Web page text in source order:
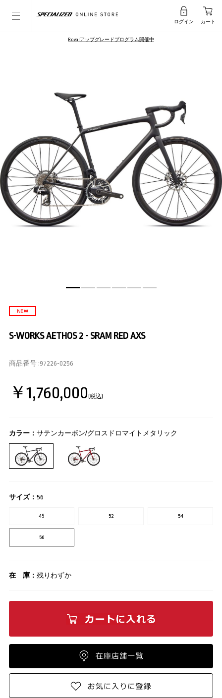
ログイン カート
Rovalアップグレードプログラム開催中
S-WORKS AETHOS 2 - SRAM RED AXS
商品番号 :97226-0256
￥1,760,000(税込)
カラー： サテンカーボン/グロスドロマイトメタリック
サイズ： 56
49 52 54
56
在 庫： 残りわずか